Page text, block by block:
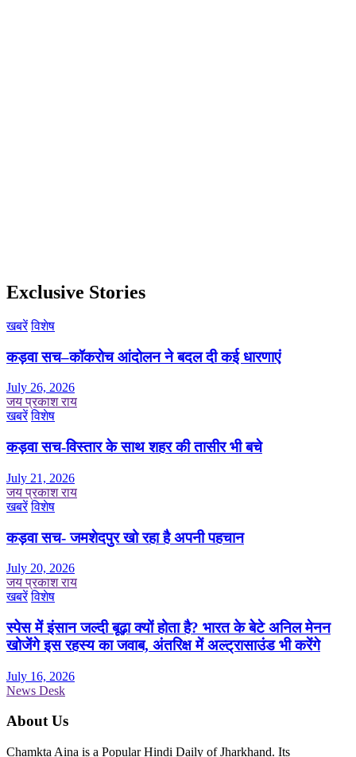
Exclusive Stories
खबरें विशेष
कड़वा सच–कॉकरोच आंदोलन ने बदल दी कई धारणाएं
July 26, 2026
जय प्रकाश राय
खबरें विशेष
कड़वा सच-विस्तार के साथ शहर की तासीर भी बचे
July 21, 2026
जय प्रकाश राय
खबरें विशेष
कड़वा सच- जमशेदपुर खो रहा है अपनी पहचान
July 20, 2026
जय प्रकाश राय
खबरें विशेष
स्पेस में इंसान जल्दी बूढ़ा क्यों होता है? भारत के बेटे अनिल मेनन
खोजेंगे इस रहस्य का जवाब, अंतरिक्ष में अल्ट्रासाउंड भी करेंगे
July 16, 2026
News Desk
About Us
Chamkta Aina is a Popular Hindi Daily of Jharkhand. Its